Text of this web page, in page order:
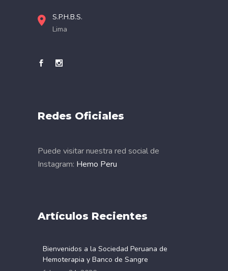
S.P.H.B.S.
Lima
Redes Oficiales
Puede visitar nuestra red social de
Instagram: Hemo Peru
Artículos Recientes
Bienvenidos a la Sociedad Peruana de
Hemoterapia y Banco de Sangre